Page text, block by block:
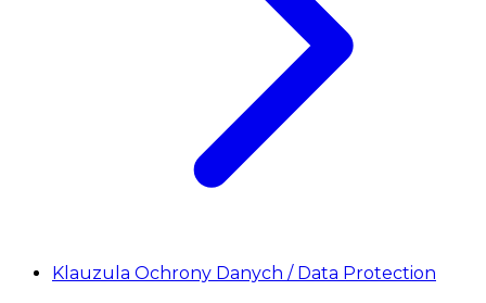
Klauzula Ochrony Danych / Data Protection